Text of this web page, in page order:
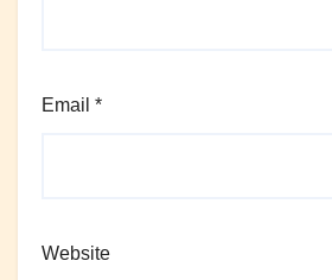
Email *
Website